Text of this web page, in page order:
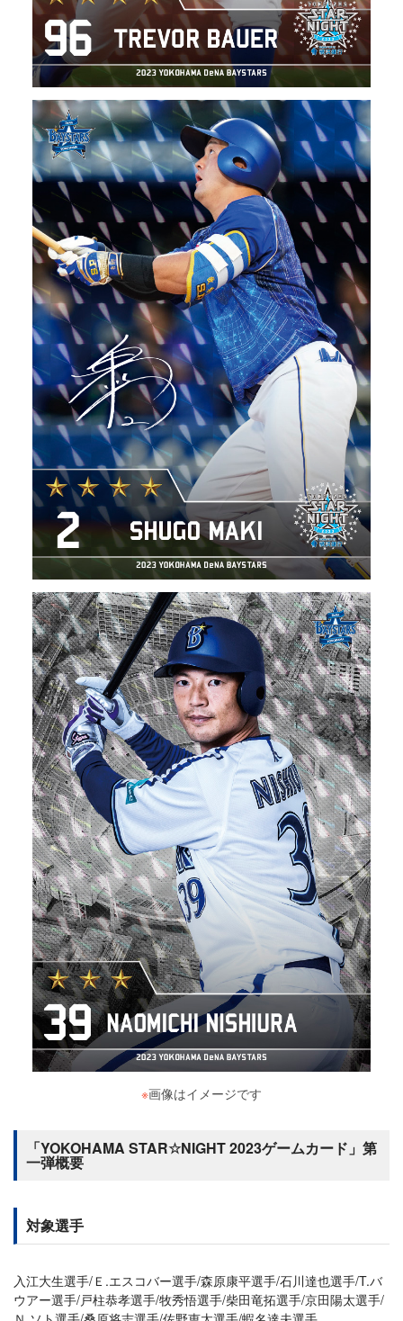
※画像はイメージです
「YOKOHAMA STAR☆NIGHT 2023ゲームカード」第
一弾概要
対象選手
入江大生選手/Ｅ.エスコバー選手/森原康平選手/石川達也選手/T.バ
ウアー選手/戸柱恭孝選手/牧秀悟選手/柴田竜拓選手/京田陽太選手/